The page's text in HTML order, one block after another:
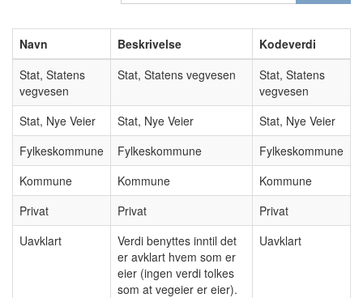
Navn Beskrivelse
Kodeverdi
Stat, Statens
vegvesen
Stat, Statens vegvesen
Stat, Statens
vegvesen
Stat, Nye Veier
Stat, Nye Veier
Stat, Nye Veier
Fylkeskommune
Fylkeskommune
Fylkeskommune
Kommune
Kommune
Kommune
Privat
Privat
Privat
Uavklart
Verdi benyttes inntil det
er avklart hvem som er
eier (ingen verdi tolkes
som at vegeier er eier).
Uavklart